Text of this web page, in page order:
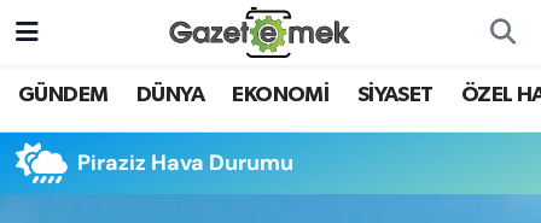
GÜNDEM DÜNYA EKONOMİ SİYASET ÖZEL
Piraziz Hava Durumu
DÜNYA
EKONOMİ
Nöbetçi Eczaneler
Hava Durumu